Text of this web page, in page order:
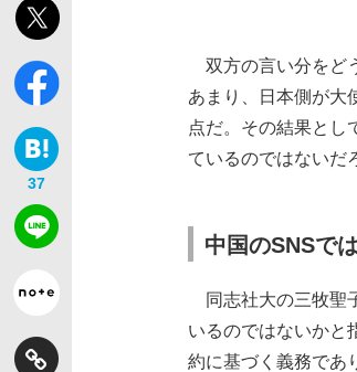
【独自】昭和の大女優
37
双方の言い分をど
あまり、日本側が大
点だ。その結果とし
ているのではないだ
中国のSNSで
同志社大の三牧聖
いるのではないかと
約に基づく義務であ